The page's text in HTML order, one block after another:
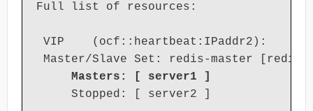
Full list of resources:
VIP
Master/Slave Set: redis-master [redis]
Masters: [ server1 ]
     Stopped: [ server2 ]